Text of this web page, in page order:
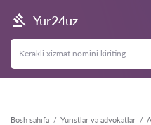
Yur24uz
Bosh sahifa Yuristlar va advokatlar
Orqaga